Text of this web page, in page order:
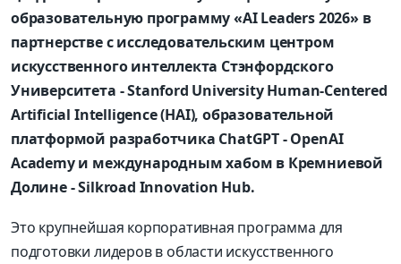
образовательную программу «AI Leaders 2026» в
партнерстве с исследовательским центром
искусственного интеллекта Стэнфордского
Университета - Stanford University Human-Centered
Artificial Intelligence (HAI), образовательной
платформой разработчика ChatGPT - OpenAI
Academy и международным хабом в Кремниевой
Долине - Silkroad Innovation Hub.
Это крупнейшая корпоративная программа для
подготовки лидеров в области искусственного